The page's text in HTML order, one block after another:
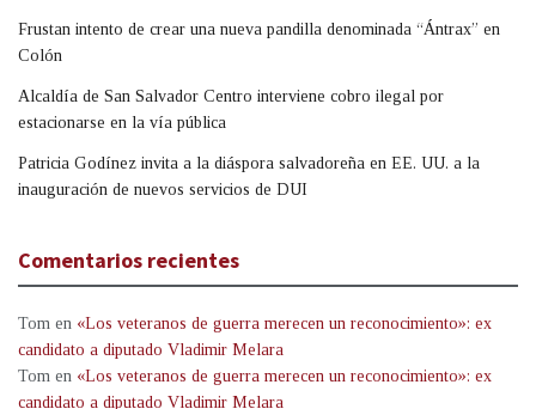
Frustan intento de crear una nueva pandilla denominada “Ántrax” en
Colón
Alcaldía de San Salvador Centro interviene cobro ilegal por
estacionarse en la vía pública
Patricia Godínez invita a la diáspora salvadoreña en EE. UU. a la
inauguración de nuevos servicios de DUI
Comentarios recientes
Tom en «Los veteranos de guerra merecen un reconocimiento»: ex
candidato a diputado Vladimir Melara
Tom en «Los veteranos de guerra merecen un reconocimiento»: ex
candidato a diputado Vladimir Melara